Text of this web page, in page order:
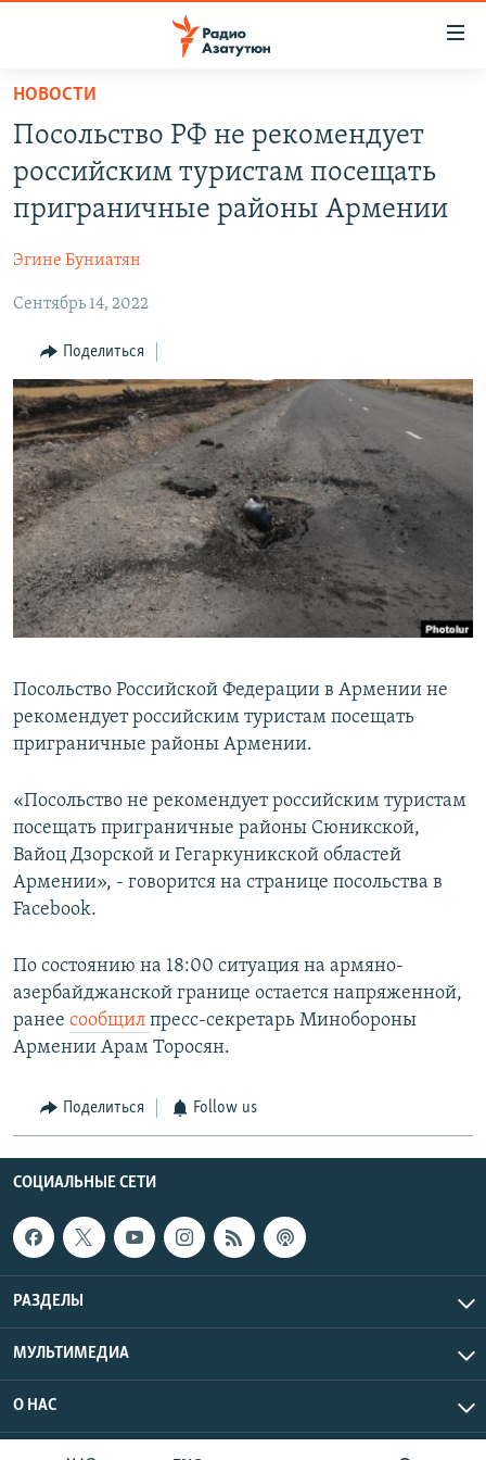
Перейти
основному
содержанию
Перейти
основной
навигации
Перейти
поиску
ПОЛИТИКА
ЭКОНОМИКА
РЕГИОН
НАГОРНЫЙ КАРАБАХ
КУЛЬТУРА
СПОРТ
АРХИВ
Հայերեն
English
Русский
НОВОСТИ
Посольство РФ не рекомендует
российским туристам посещать
приграничные районы Армении
Эгине Буниатян
Сентябрь 14, 2022
Поделиться
Посольство Российской Федерации в Армении не
рекомендует российским туристам посещать
приграничные районы Армении.
«Посольство не рекомендует российским туристам
посещать приграничные районы Сюникской,
Вайоц Дзорской и Гегаркуникской областей
Армении», - говорится на странице посольства в
Facebook.
По состоянию на 18:00 ситуация на армяно-
азербайджанской границе остается напряженной,
ранее сообщил пресс-секретарь Минобороны
Армении Арам Торосян.
Поделиться Follow us
СОЦИАЛЬНЫЕ СЕТИ
РАЗДЕЛЫ
МУЛЬТИМЕДИА
О НАС